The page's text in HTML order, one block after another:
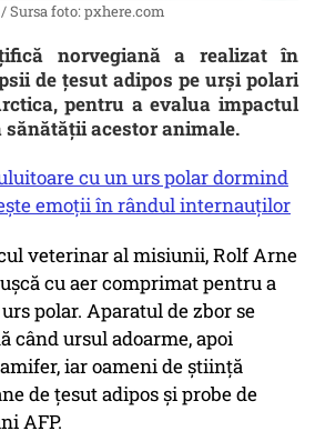
foto: pxhere.com
norvegiană a realizat în
de ţesut adipos pe urşi polari
pentru a evalua impactul
acestor animale.
cu un urs polar dormind
emoții în rândul internauților
veterinar al misiunii, Rolf Arne
cu aer comprimat pentru a
polar. Aparatul de zbor se
când ursul adoarme, apoi
iar oameni de ştiinţă
de ţesut adipos şi probe de
AFP.